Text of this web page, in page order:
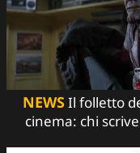
NEWSIl folletto
cinema: chi